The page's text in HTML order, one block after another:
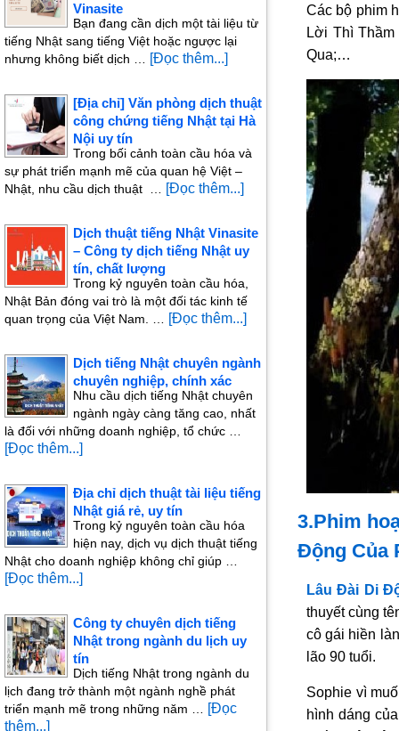
Các bộ phim
Lời Thì
Qua;…
3.Phim
Động Của
Lâu Đài Di
thuyết cùng
cô gái hiền
lão 90 tuổi.
Sophie vì
hình dáng
Vinasite
Bạn đang cần dịch một tài liệu từ
tiếng Nhật sang tiếng Việt hoặc ngược lại
nhưng không biết dịch …
[Đọc thêm...]
[Địa chỉ] Văn phòng dịch thuật
công chứng tiếng Nhật tại Hà
Nội uy tín
Trong bối cảnh toàn cầu hóa và
sự phát triển mạnh mẽ của quan hệ Việt –
Nhật, nhu cầu dịch thuật …
[Đọc thêm...]
Dịch thuật tiếng Nhật Vinasite
– Công ty dịch tiếng Nhật uy
tín, chất lượng
Trong kỷ nguyên toàn cầu hóa,
Nhật Bản đóng vai trò là một đối tác kinh tế
quan trọng của Việt Nam. …
[Đọc thêm...]
Dịch tiếng Nhật chuyên ngành
chuyên nghiệp, chính xác
Nhu cầu dịch tiếng Nhật chuyên
ngành ngày càng tăng cao, nhất
là đối với những doanh nghiệp, tổ chức …
[Đọc thêm...]
Địa chỉ dịch thuật tài liệu tiếng
Nhật giá rẻ, uy tín
Trong kỷ nguyên toàn cầu hóa
hiện nay, dịch vụ dịch thuật tiếng
Nhật cho doanh nghiệp không chỉ giúp …
[Đọc thêm...]
Công ty chuyên dịch tiếng
Nhật trong ngành du lịch uy
tín
Dịch tiếng Nhật trong ngành du
lịch đang trở thành một ngành nghề phát
triển mạnh mẽ trong những năm …
[Đọc
thêm...]